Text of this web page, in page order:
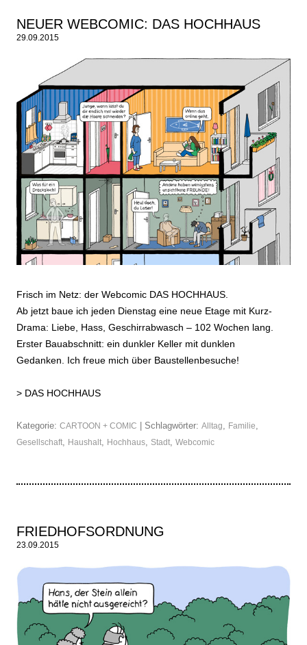
NEUER WEBCOMIC: DAS HOCHHAUS
29.09.2015
Frisch im Netz: der Webcomic DAS HOCHHAUS.
Ab jetzt baue ich jeden Dienstag eine neue Etage mit Kurz-
Drama: Liebe, Hass, Geschirrabwasch – 102 Wochen lang.
Erster Bauabschnitt: ein dunkler Keller mit dunklen
Gedanken. Ich freue mich über Baustellenbesuche!
> DAS HOCHHAUS
Kategorie: CARTOON + COMIC | Schlagwörter: Alltag Familie
Gesellschaft Haushalt Hochhaus Stadt Webcomic
FRIEDHOFSORDNUNG
23.09.2015